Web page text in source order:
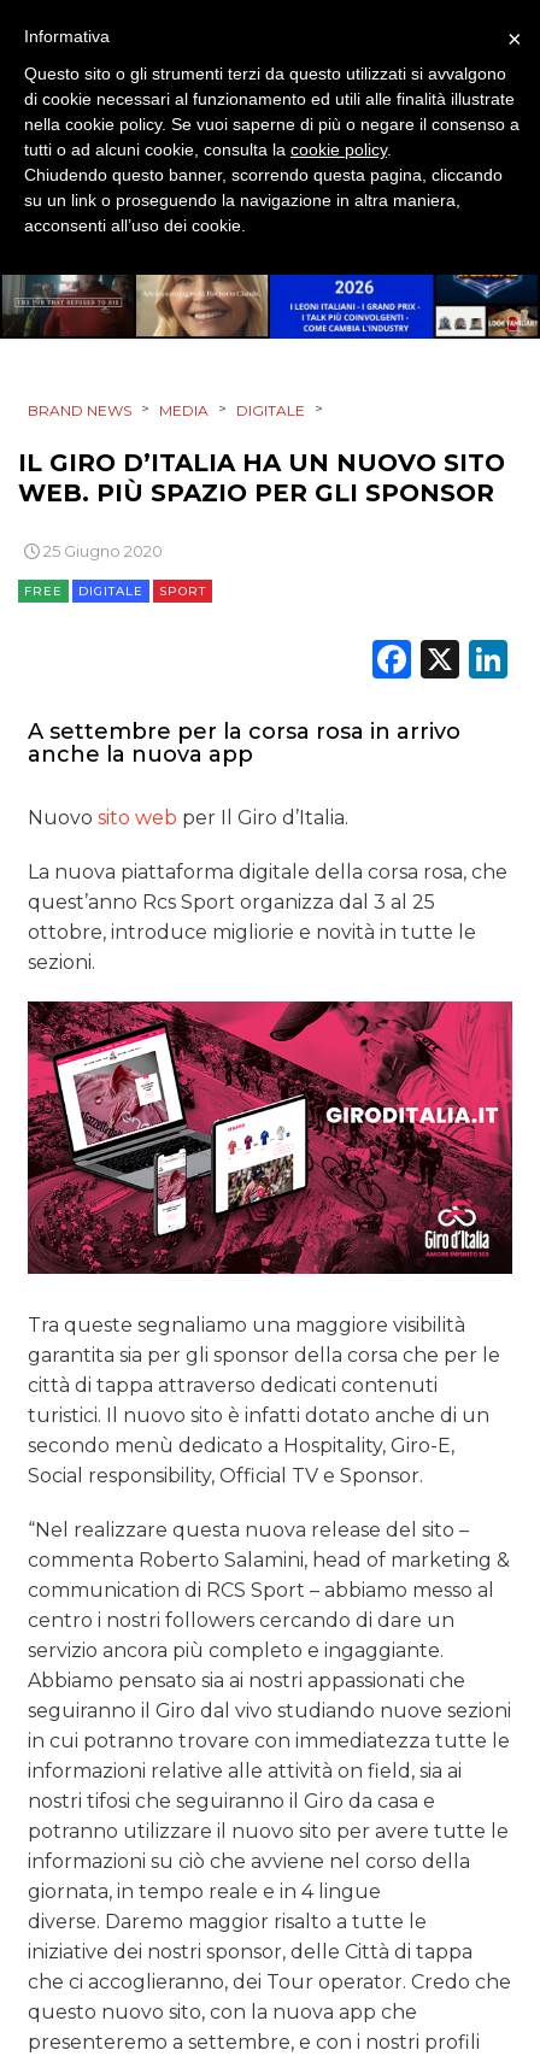
DIGITALE
ESTERNA
TV
DATI
TREND
CASE HISTORY
OPINIONI
BRAND NEWS > MEDIA > DIGITALE >
IL GIRO D’ITALIA HA UN NUOVO SITO
WEB. PIÙ SPAZIO PER GLI SPONSOR
25 Giugno 2020
FREE DIGITALE SPORT
X
A settembre per la corsa rosa in arrivo
anche la nuova app
Nuovosito web per Il Giro d’Italia.
La nuova piattaforma digitale della corsa rosa, che
quest’anno Rcs Sport organizza dal 3 al 25
ottobre, introduce migliorie e novità in tutte le
sezioni.
Tra queste segnaliamo una maggiore visibilità
garantita sia per gli sponsor della corsa che per le
città di tappa attraverso dedicati contenuti
turistici. Il nuovo sito è infatti dotato anche di un
secondo menù dedicato a Hospitality, Giro-E,
Social responsibility, Official TV e Sponsor.
“Nel realizzare questa nuova release del sito –
commenta Roberto Salamini, head of marketing &
communication di RCS Sport – abbiamo messo al
centro i nostri followers cercando di dare un
servizio ancora più completo e ingaggiante.
Abbiamo pensato sia ai nostri appassionati che
seguiranno il Giro dal vivo studiando nuove sezioni
in cui potranno trovare con immediatezza tutte le
informazioni relative alle attività on field, sia ai
nostri tifosi che seguiranno il Giro da casa e
potranno utilizzare il nuovo sito per avere tutte le
informazioni su ciò che avviene nel corso della
giornata, in tempo reale e in 4 lingue
diverse. Daremo maggior risalto a tutte le
iniziative dei nostri sponsor, delle Città di tappa
che ci accoglieranno, dei Tour operator. Credo che
questo nuovo sito, con la nuova app che
presenteremo a settembre, e con i nostri profili
×
Informativa
Questo sito o gli strumenti terzi da questo utilizzati si avvalgono
di cookie necessari al funzionamento ed utili alle finalità illustrate
nella cookie policy. Se vuoi saperne di più o negare il consenso a
tutti o ad alcuni cookie, consulta la cookie policy.
Chiudendo questo banner, scorrendo questa pagina, cliccando
su un link o proseguendo la navigazione in altra maniera,
acconsenti all’uso dei cookie.